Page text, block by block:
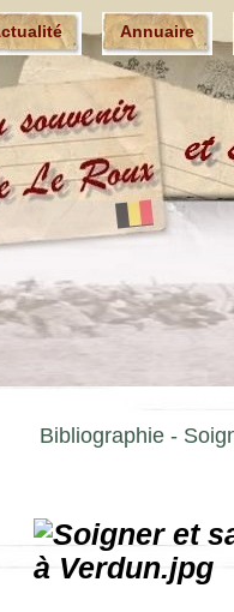
Actualité Annuaire
Bibliographie -